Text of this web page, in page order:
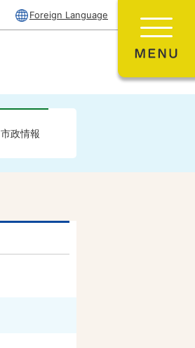
Foreign Language
市政情報